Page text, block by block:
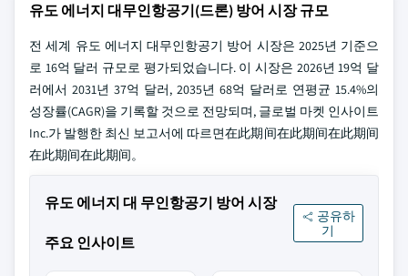
유도 에너지 대무인항공기(드론) 방어 시장 규모
전 세계 유도 에너지 대무인항공기 방어 시장은 2025년 기준으
로 16억 달러 규모로 평가되었습니다. 이 시장은 2026년 19억 달
러에서 2031년 37억 달러, 2035년 68억 달러로 연평균 15.4%의
성장률(CAGR)을 기록할 것으로 전망되며, 글로벌 마켓 인사이트
Inc.가 발행한 최신 보고서에 따르면在此期间在此期间在此期间
在此期间在此期间。
유도 에너지 대 무인항공기 방어 시장
주요 인사이트
공유하
기